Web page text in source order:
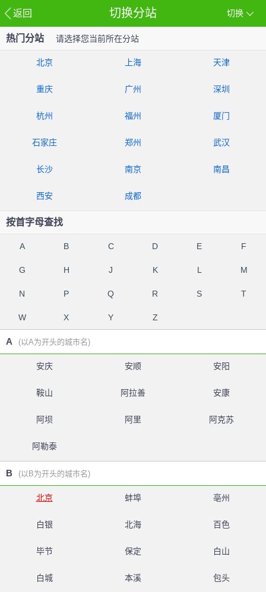
返回 切换
切换分站
热门分站 请选择您当前所在分站
北京 上海 天津
重庆 广州 深圳
杭州 福州 厦门
石家庄 郑州 武汉
长沙 南京 南昌
西安 成都
按首字母查找
A B C D E F
G H J K L M
N P Q R S T
W X Y Z
A (以A为开头的城市名)
安庆 安顺 安阳
鞍山 阿拉善 安康
阿坝 阿里 阿克苏
阿勒泰
B (以B为开头的城市名)
北京 蚌埠 亳州
白银 北海 百色
毕节 保定 白山
白城 本溪 包头